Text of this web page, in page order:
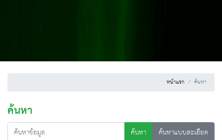
หน้าแรก ค้นหา
ค้นหา
ค้นหา
ค้นหาแบบละเอียด